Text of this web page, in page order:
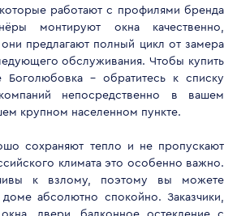
работают с профилями бренда
монтируют окна качественно,
предлагают полный цикл от замера
обслуживания. Чтобы купить
- обратитесь к списку
непосредственно в вашем
крупном населенном пункте.
сохраняют тепло и не пропускают
климата это особенно важно.
к взлому, поэтому вы можете
абсолютно спокойно. Заказчики,